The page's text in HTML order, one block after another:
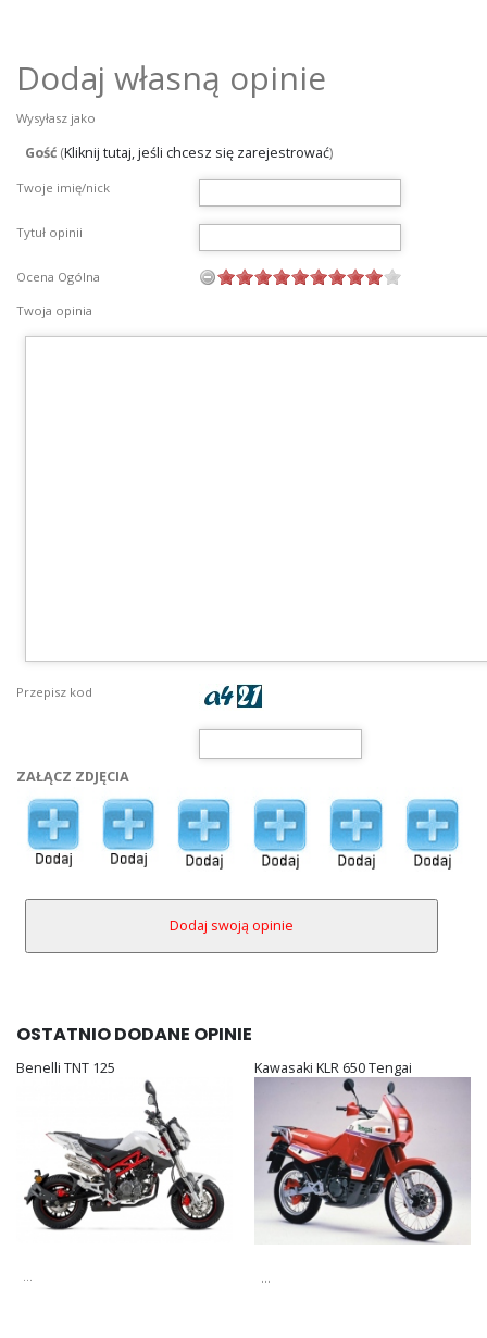
Dodaj własną opinie
Wysyłasz jako
Gość (Kliknij tutaj, jeśli chcesz się zarejestrować)
Twoje imię/nick
Tytuł opinii
Ocena Ogólna
Twoja opinia
Przepisz kod
ZAŁĄCZ ZDJĘCIA
OSTATNIO DODANE OPINIE
Benelli TNT 125 Kawasaki KLR 650 Tengai